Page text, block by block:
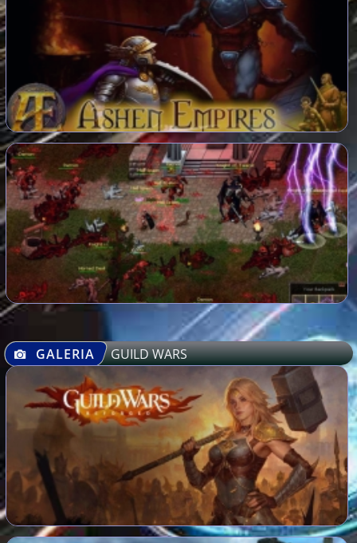
GALERIA GUILD WARS